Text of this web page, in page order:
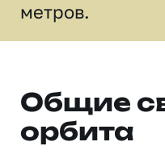
метров.
Общие
орбита